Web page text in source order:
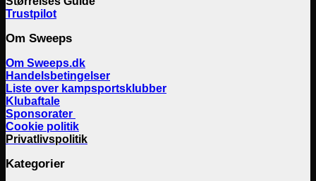
Trustpilot
Om Sweeps
Om Sweeps.dk
Handelsbetingelser
Liste over kampsportsklubber
Klubaftale
Sponsorater
Cookie politik
Privatlivspolitik
Kategorier